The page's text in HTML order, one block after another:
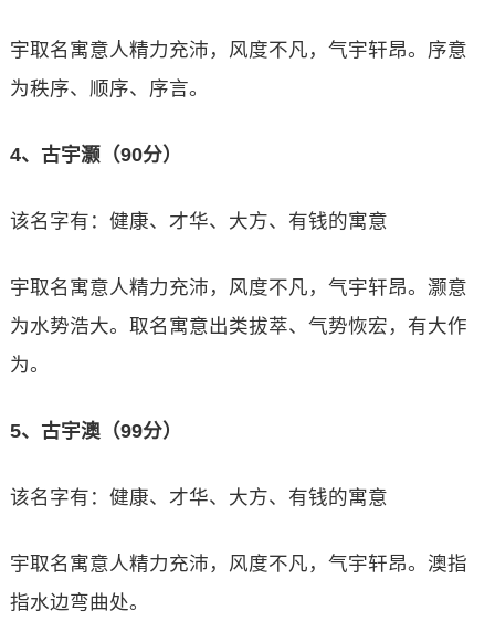
宇取名寓意人精力充沛，风度不凡，气宇轩昂。序意
为秩序、顺序、序言。
4、古宇灏（90分）
该名字有：健康、才华、大方、有钱的寓意
宇取名寓意人精力充沛，风度不凡，气宇轩昂。灏意
为水势浩大。取名寓意出类拔萃、气势恢宏，有大作
为。
5、古宇澳（99分）
该名字有：健康、才华、大方、有钱的寓意
宇取名寓意人精力充沛，风度不凡，气宇轩昂。澳指
指水边弯曲处。